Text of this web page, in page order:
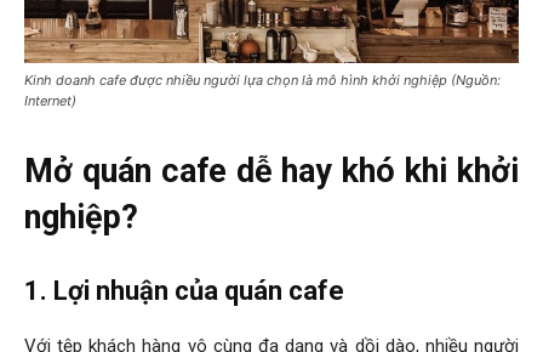
Kinh doanh cafe được nhiều người lựa chọn là mô hình khởi nghiệp (Nguồn:
Internet)
Mở quán cafe dễ hay khó khi khởi
nghiệp?
1. Lợi nhuận của quán cafe
Với tệp khách hàng vô cùng đa dạng và dồi dào, nhiều người